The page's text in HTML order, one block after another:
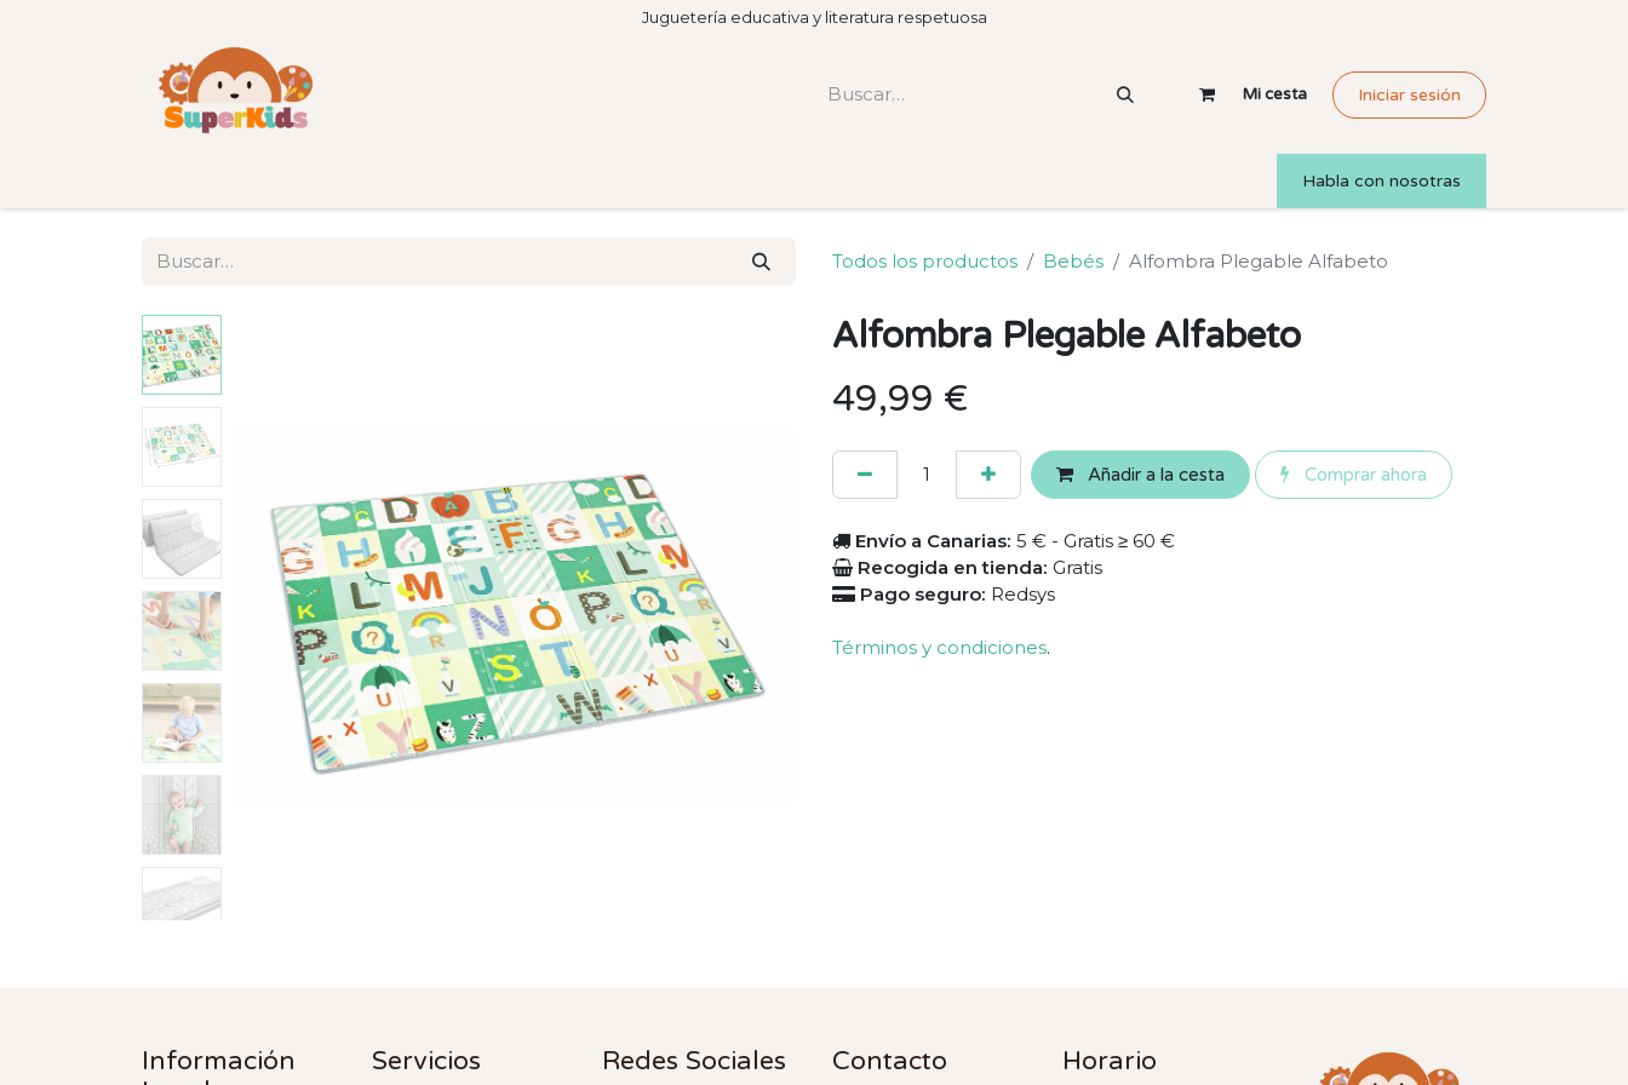
Juguetería educativa y literatura respetuosa
Mi cesta Iniciar sesión
Habla con nosotras
Todos los productos Bebés Alfombra Plegable Alfabeto
Alfombra Plegable Alfabeto
49,99 €
Añadir a la cesta Comprar ahora
Envío a Canarias: 5 € - Gratis ≥ 60 €
Recogida en tienda: Gratis
Pago seguro: Redsys
Términos y condiciones.
Información
Servicios Redes Sociales Contacto Horario